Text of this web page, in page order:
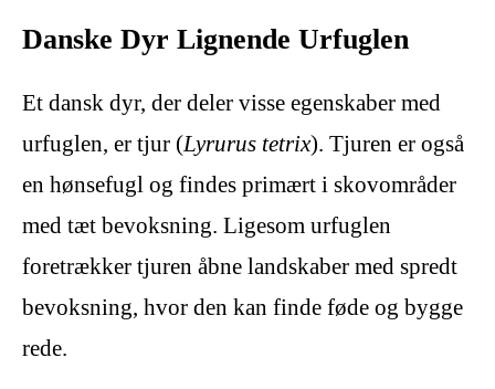
Danske Dyr Lignende Urfuglen
Et dansk dyr, der deler visse egenskaber med
urfuglen, er tjur (Lyrurus tetrix). Tjuren er også
en hønsefugl og findes primært i skovområder
med tæt bevoksning. Ligesom urfuglen
foretrækker tjuren åbne landskaber med spredt
bevoksning, hvor den kan finde føde og bygge
rede.